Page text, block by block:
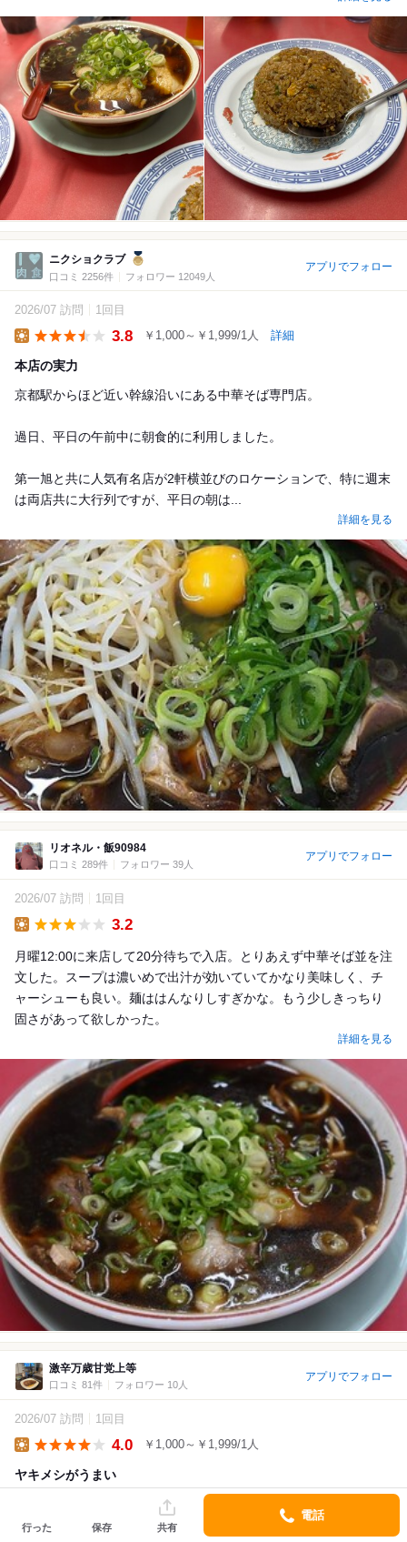
ニクショクラブ
口コミ 2256件 フォロワー 12049人
アプリでフォロー
2026/07 訪問 1回目
3.8 ￥1,000～￥1,999/1人 詳細
本店の実力
京都駅からほど近い幹線沿いにある中華そば専門店。
過日、平日の午前中に朝食的に利用しました。
第一旭と共に人気有名店が2軒横並びのロケーションで、特に週末
は両店共に大行列ですが、平日の朝は...
詳細を見る
リオネル・飯90984
口コミ 289件 フォロワー 39人
アプリでフォロー
2026/07 訪問 1回目
3.2
月曜12:00に来店して20分待ちで入店。とりあえず中華そば並を注
文した。スープは濃いめで出汁が効いていてかなり美味しく、チ
ャーシューも良い。麺ははんなりしすぎかな。もう少しきっちり
固さがあって欲しかった。
詳細を見る
激辛万歳甘党上等
口コミ 81件 フォロワー 10人
アプリでフォロー
2026/07 訪問 1回目
4.0 ￥1,000～￥1,999/1人
ヤキメシがうまい
中華そば小とヤキメシを注文。中華そばは麺が懐かしいテイスト
で、しみじみとうまい。真っ黒なスープもまたよし。スープはヤ
行った 保存 共有
電話